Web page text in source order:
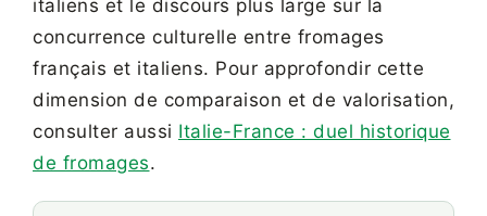
italiens et le discours plus large sur la
concurrence culturelle entre fromages
français et italiens. Pour approfondir cette
dimension de comparaison et de valorisation,
consulter aussi Italie-France : duel historique
de fromages.